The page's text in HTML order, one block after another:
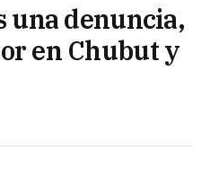
una denuncia,
en Chubut y